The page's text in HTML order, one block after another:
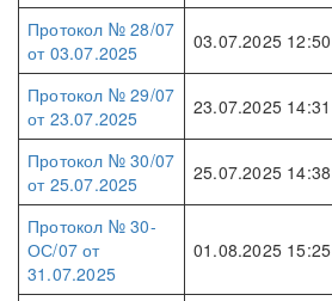
Протокол № 28/07
от 03.07.2025
03.07.2025 12:50
Протокол № 29/07
от 23.07.2025
23.07.2025 14:31
Протокол № 30/07
от 25.07.2025
25.07.2025 14:38
Протокол № 30-
ОС/07 от
31.07.2025
01.08.2025 15:25